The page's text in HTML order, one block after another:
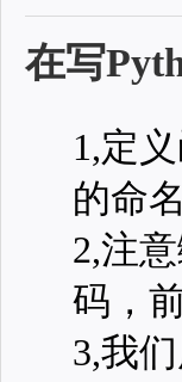
在写
1,定
的命
2,注
码，
3,我